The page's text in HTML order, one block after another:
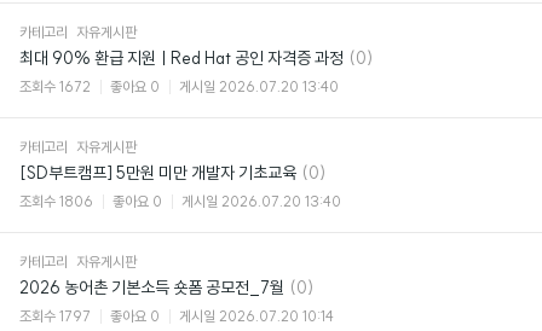
카테고리 자유게시판
최대 90% 환급 지원ㅣRed Hat 공인 자격증 과정 댓
(0)
조회수 1672 좋아요 0 게시일 2026.07.20 13:40
카테고리 자유게시판
[SD부트캠프] 5만원 미만 개발자 기초교육 댓
글
(0)
조회수 1806 좋아요 0 게시일 2026.07.20 13:40
카테고리 자유게시판
2026 농어촌 기본소득 숏폼 공모전_7월 댓
글
(0)
조회수 1797 좋아요 0 게시일 2026.07.20 10:14